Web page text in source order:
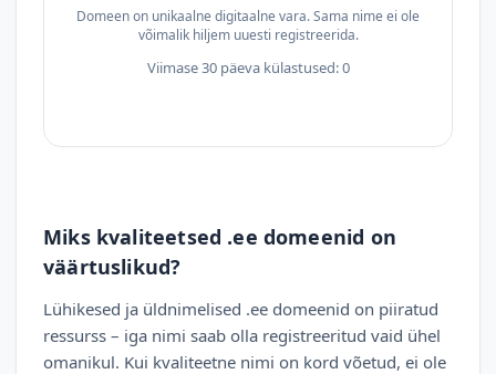
Domeen on unikaalne digitaalne vara. Sama nime ei ole
võimalik hiljem uuesti registreerida.
Viimase 30 päeva külastused: 0
Miks kvaliteetsed .ee domeenid on
väärtuslikud?
Lühikesed ja üldnimelised .ee domeenid on piiratud
ressurss – iga nimi saab olla registreeritud vaid ühel
omanikul. Kui kvaliteetne nimi on kord võetud, ei ole